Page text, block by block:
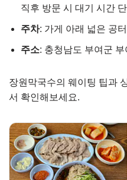
직후 방문 시 대기 시간
주차: 가게 아래 넓은 공
주소: 충청남도 부여군
장원막국수의 웨이팅 팁과
서 확인해보세요.